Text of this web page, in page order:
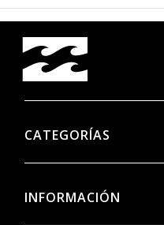
CATEGORÍAS
INFORMACIÓN